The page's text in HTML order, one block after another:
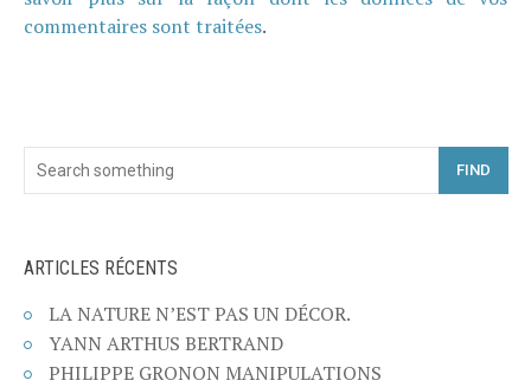
commentaires sont traitées.
FIND
ARTICLES RÉCENTS
LA NATURE N’EST PAS UN DÉCOR.
YANN ARTHUS BERTRAND
PHILIPPE GRONON MANIPULATIONS